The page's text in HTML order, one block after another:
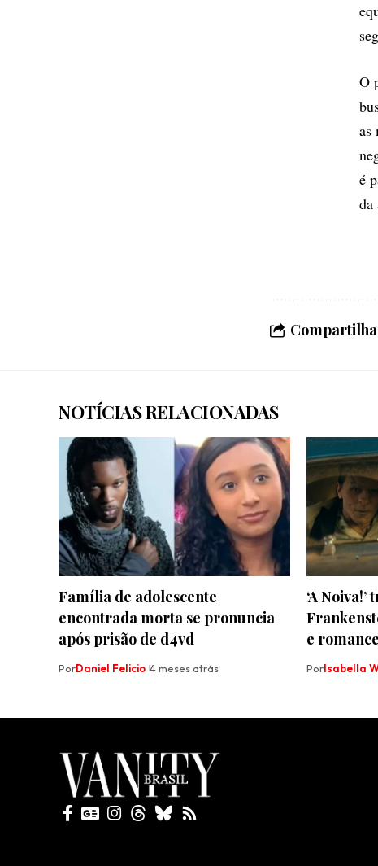
O
as
é
da
NOTÍCIAS RELACIONADAS
Família de adolescente
encontrada morta se pronuncia
após prisão de d4vd
PorDaniel Felicio 4 meses atrás
‘A
e
PorIsabella